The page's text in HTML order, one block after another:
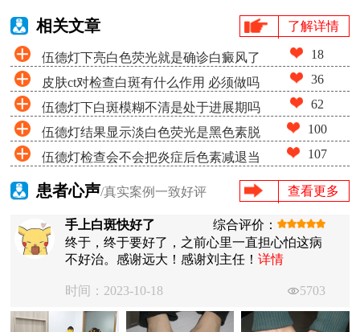
相关文章 了解详情
伍德灯下亮白色荧光就是确诊白癜风了
吗
18
皮肤ct对检查白斑有什么作用 必须做吗 36
伍德灯下白斑模糊不清是处于进展期吗 62
伍德灯结果显示淡白色荧光是黑色素脱
失很少吗
100
伍德灯检查会不会把炎症后色素减退当
成白癜风
107
患者心声/真实案例一致好评 查看更多
手上白斑快好了
综合评价：
终于，终于要好了，之前心里一直担心怕这病
不好治。感谢远大！感谢刘主任！详情
时间：2023-10-18 5703